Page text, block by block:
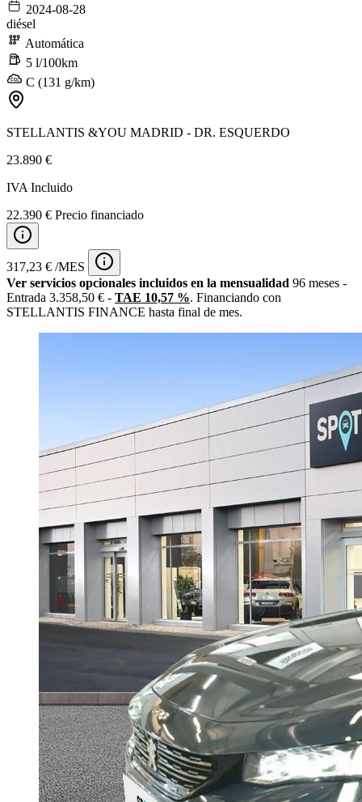
2024-08-28
diésel
Automática
5 l/100km
C (131 g/km)
STELLANTIS &YOU MADRID - DR. ESQUERDO
23.890 €
IVA Incluido
22.390 € Precio financiado
317,23 € /MES
Ver servicios opcionales incluidos en la mensualidad 96 meses -
Entrada 3.358,50 € - TAE 10,57 %. Financiando con
STELLANTIS FINANCE hasta final de mes.